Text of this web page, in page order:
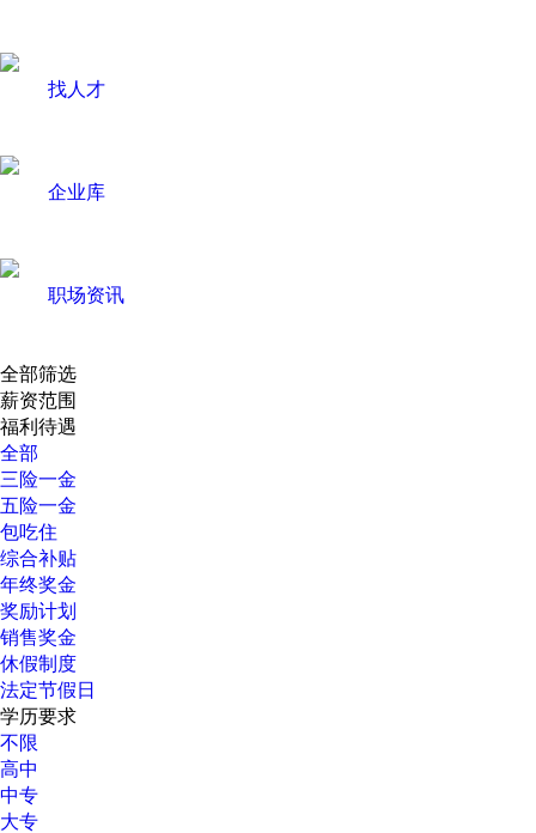
找人才
企业库
职场资讯
全部筛选
薪资范围
福利待遇
全部
三险一金
五险一金
包吃住
综合补贴
年终奖金
奖励计划
销售奖金
休假制度
法定节假日
学历要求
不限
高中
中专
大专